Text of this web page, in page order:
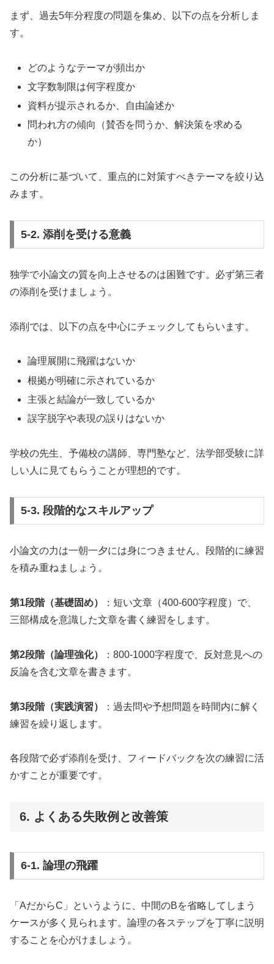
まず、過去5年分程度の問題を集め、以下の点を分析しま
す。
どのようなテーマが頻出か
文字数制限は何字程度か
資料が提示されるか、自由論述か
問われ方の傾向（賛否を問うか、解決策を求める
か）
この分析に基づいて、重点的に対策すべきテーマを絞り込
みます。
5-2. 添削を受ける意義
独学で小論文の質を向上させるのは困難です。必ず第三者
の添削を受けましょう。
添削では、以下の点を中心にチェックしてもらいます。
論理展開に飛躍はないか
根拠が明確に示されているか
主張と結論が一致しているか
誤字脱字や表現の誤りはないか
学校の先生、予備校の講師、専門塾など、法学部受験に詳
しい人に見てもらうことが理想的です。
5-3. 段階的なスキルアップ
小論文の力は一朝一夕には身につきません。段階的に練習
を積み重ねましょう。
第1段階（基礎固め）
：短い文章（400-600字程度）で、
三部構成を意識した文章を書く練習をします。
第2段階（論理強化）
：800-1000字程度で、反対意見への
反論を含む文章を書きます。
第3段階（実践演習）
：過去問や予想問題を時間内に解く
練習を繰り返します。
各段階で必ず添削を受け、フィードバックを次の練習に活
かすことが重要です。
6. よくある失敗例と改善策
6-1. 論理の飛躍
「AだからC」というように、中間のBを省略してしまう
ケースが多く見られます。論理の各ステップを丁寧に説明
することを心がけましょう。